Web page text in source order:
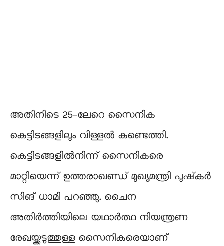
അതിനിടെ 25-ലേറെ സൈനിക
കെട്ടിടങ്ങളിലും വിള്ളല്‍ കണ്ടെത്തി.
കെട്ടിടങ്ങളില്‍നിന്ന് സൈനികരെ
മാറ്റിയെന്ന് ഉത്തരാഖണ്ഡ് മുഖ്യമന്ത്രി പുഷ്‌കര്‍
സിങ് ധാമി പറഞ്ഞു. ചൈന
അതിര്‍ത്തിയിലെ യഥാര്‍ത്ഥ നിയന്ത്രണ
രേഖയ്ക്കടുത്തുള്ള സൈനികരെയാണ്